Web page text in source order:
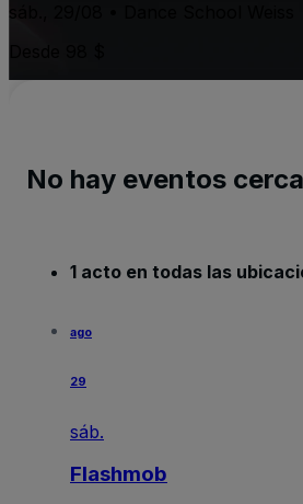
No hay eventos
1 acto en todas las
ago
29
sáb.
Flashmob